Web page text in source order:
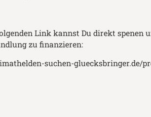
Link kannst Du direkt spenen
zu finanzieren:
suchen-gluecksbringer.de/